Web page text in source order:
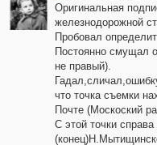
Оригинальная
железнодорожной
Пробовал
Постоянно смущал
не правый).
что точка съемки
Почте (Москоский
С этой точки